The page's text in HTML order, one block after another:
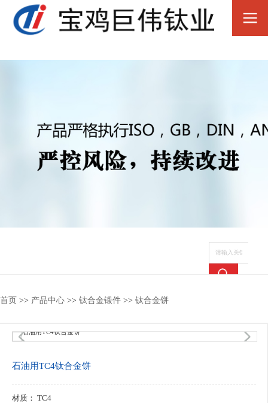
热搜关键词： 钛合金锻件 钛合金棒 钛合金法兰 钛靶
首页 >> 产品中心 >> 钛合金锻件 >> 钛合金饼
2/4
石油用TC4钛合金饼
材质： TC4